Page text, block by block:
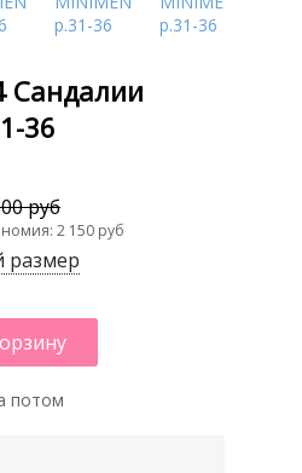
Сандалии
36
руб
2 150 руб
размер
потом